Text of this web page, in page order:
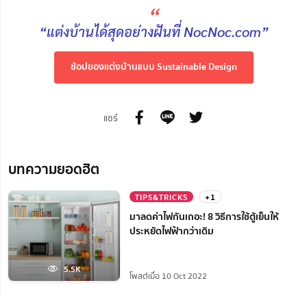
“
“แต่งบ้านได้สุดอย่างฝันที่ NocNoc.com”
ช้อปของแต่งบ้านแบบ Sustainable Design
แชร์
บทความยอดฮิต
5.5K
TIPS&TRICKS +1
มาลดค่าไฟกันเถอะ! 8 วิธีการใช้ตู้เย็นให้
ประหยัดไฟฟ้ากว่าเดิม
โพสต์เมื่อ 10 Oct 2022